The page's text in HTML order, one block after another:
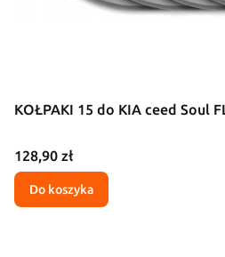
KOŁPAKI 15 do KIA ceed Soul
Cena
128,90 zł
Do koszyka